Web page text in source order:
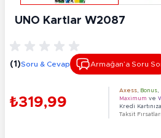
UNO Kartlar W2087
(1)Soru & Cevap Armağan’a Soru
₺319,99
Axess Bonus
Maximum ve
Kredi Kartınıza
Taksit